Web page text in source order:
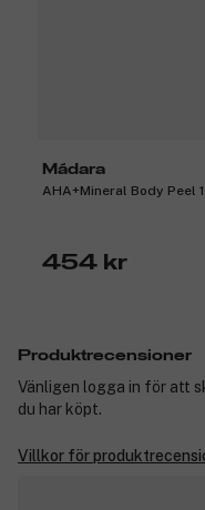
Mádara
AHA+Mineral Body Peel
454 kr
Produktrecensioner
Vänligen logga in för att
du har köpt.
Villkor för